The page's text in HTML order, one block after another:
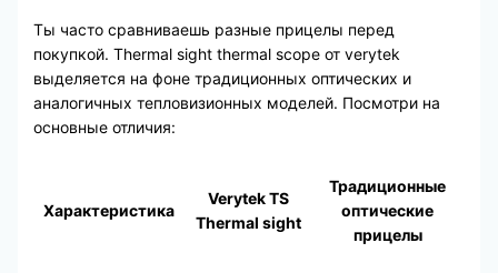
Ты часто сравниваешь разные прицелы перед
покупкой. Thermal sight thermal scope от verytek
выделяется на фоне традиционных оптических и
аналогичных тепловизионных моделей. Посмотри на
основные отличия:
Характеристика
Verytek TS
Thermal sight
Традиционные
оптические
прицелы